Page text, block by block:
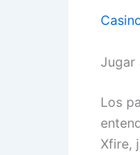
Jugar
Los
Xfire,